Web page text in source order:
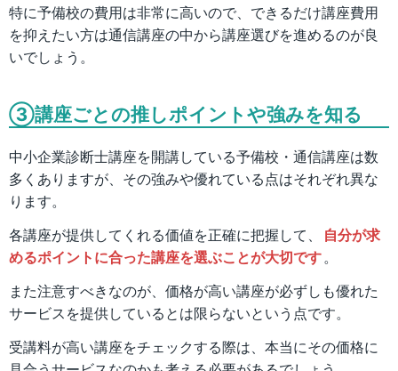
特に予備校の費用は非常に高いので、できるだけ講座費用
を抑えたい方は通信講座の中から講座選びを進めるのが良
いでしょう。
③講座ごとの推しポイントや強みを知る
中小企業診断士講座を開講している予備校・通信講座は数
多くありますが、その強みや優れている点はそれぞれ異な
ります。
各講座が提供してくれる価値を正確に把握して、
自分が求
めるポイントに合った講座を選ぶことが大切です。
また注意すべきなのが、価格が高い講座が必ずしも優れた
サービスを提供しているとは限らないという点です。
受講料が高い講座をチェックする際は、本当にその価格に